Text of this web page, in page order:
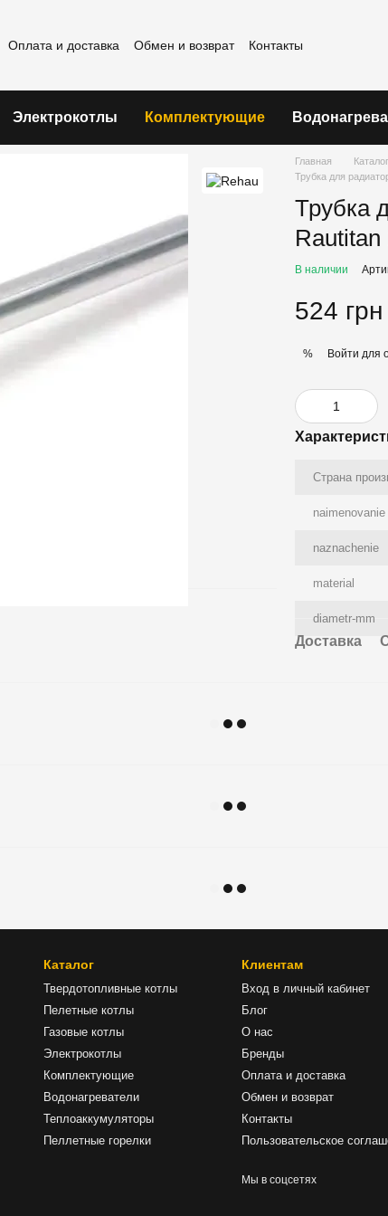
Оплата и доставка Обмен и возврат
Контакты
Электрокотлы Комплектующие
Главная Каталог
Трубка для
Трубка
В наличии
524 грн
% Войти для
Страна
naimenovanie
naznachenie
material
diametr-mm
Доставка
Каталог
Твердотопливные котлы
Пелетные котлы
Газовые котлы
Электрокотлы
Комплектующие
Водонагреватели
Теплоаккумуляторы
Пеллетные горелки
Клиентам
Вход в личный кабинет
Блог
О нас
Бренды
Оплата и доставка
Обмен и возврат
Контакты
Пользовательское
Мы в соцсетях